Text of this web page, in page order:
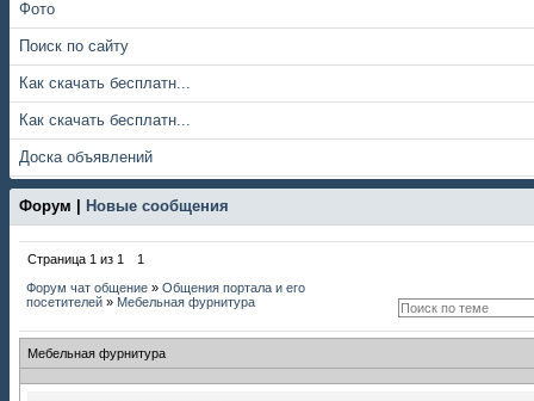
Фото
Поиск по сайту
Как скачать бесплатн...
Как скачать бесплатн...
Доска объявлений
Форум | Новые сообщения
Страница 1 из 1
1
Форум чат общение » Общения портала и его
посетителей » Мебельная фурнитура
Мебельная фурнитура